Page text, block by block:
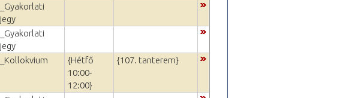
_Gyakorlati
jegy
_Gyakorlati
jegy
_Kollokvium
{Hétfő
10:00-
12:00}
{107. tanterem}